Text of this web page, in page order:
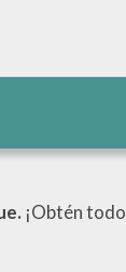
¡Obtén todo